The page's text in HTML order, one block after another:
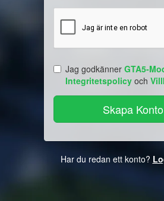
Jag godkänner GTA5-
Integritetspolicy och
Har du redan ett konto?